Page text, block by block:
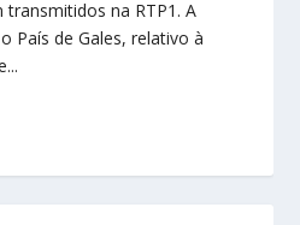
na RTP1. A
País de Gales, relativo à